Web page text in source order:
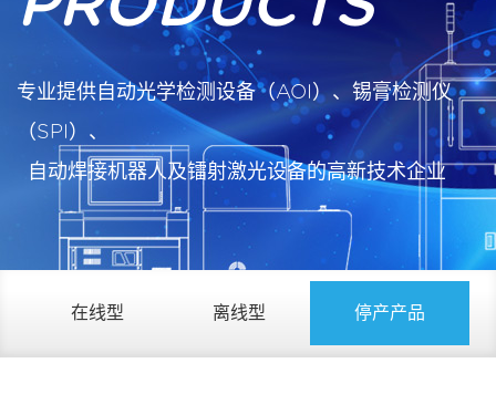
专业提供自动光学检测设备（AOI）、锡膏检测仪
（SPI）、
自动焊接机器人及镭射激光设备的高新技术企业
在线型 离线型 停产产品